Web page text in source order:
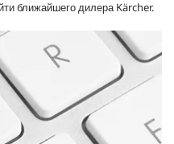
ближайшего дилера Kärcher.